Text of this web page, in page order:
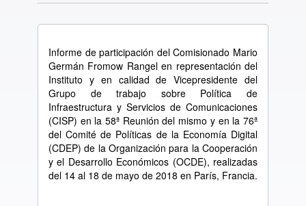
Informe de participación del Comisionado Mario
Germán Fromow Rangel en representación del
Instituto y en calidad de Vicepresidente del
Grupo de trabajo sobre Política de
Infraestructura y Servicios de Comunicaciones
(CISP) en la 58ª Reunión del mismo y en la 76ª
del Comité de Políticas de la Economía Digital
(CDEP) de la Organización para la Cooperación
y el Desarrollo Económicos (OCDE), realizadas
del 14 al 18 de mayo de 2018 en París, Francia.